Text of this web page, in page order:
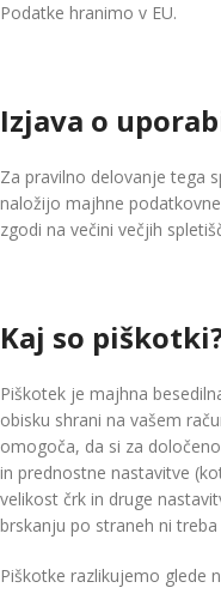
Podatke hranimo v EU.
Izjava o
Za pravilno delovanje tega
naložijo majhne
zgodi na večini večjih
Kaj so
Piškotek je majhna
obisku shrani na vašem
omogoča, da si za
in prednostne nastavitve
velikost črk in druge
brskanju po straneh ni
Piškotke razlikujemo glede